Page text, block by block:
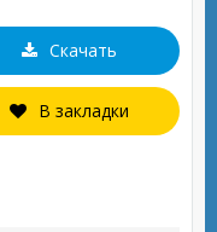
Скачать
В закладки